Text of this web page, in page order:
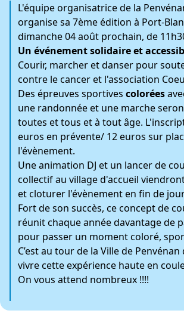
L'équipe organisatrice de la
organise sa 7ème édition à Port-
dimanche 04 août prochain, de
Un événement solidaire et
Courir, marcher et danser pour
contre le cancer et l'association
Des épreuves sportives colorées
une randonnée et une marche
toutes et tous et à tout âge.
euros en prévente/ 12 euros sur
l'évènement.
Une animation DJ et un lancer de
collectif au village d'accueil
et cloturer l'évènement en fin de
Fort de son succès, ce concept de
réunit chaque année davantage de
pour passer un moment coloré,
C’est au tour de la Ville de
vivre cette expérience haute en
On vous attend nombreux !!!!